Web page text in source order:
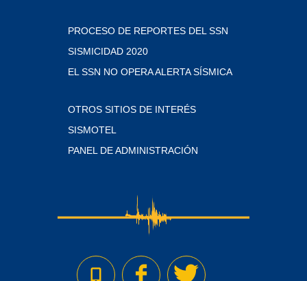
PROCESO DE REPORTES DEL SSN
SISMICIDAD 2020
EL SSN NO OPERA ALERTA SÍSMICA
OTROS SITIOS DE INTERÉS
SISMOTEL
PANEL DE ADMINISTRACIÓN